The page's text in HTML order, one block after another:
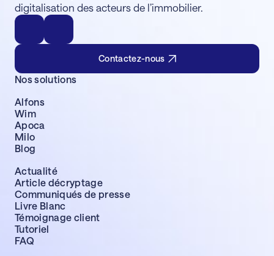
digitalisation des acteurs de l’immobilier.
Contactez-nous
Nos solutions
Alfons
Wim
Apoca
Milo
Blog
Actualité
Article décryptage
Communiqués de presse
Livre Blanc
Témoignage client
Tutoriel
FAQ